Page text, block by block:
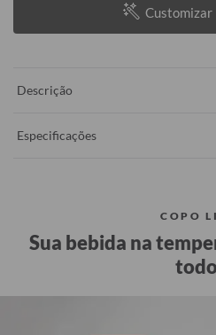
Customizar
Descrição
Especificações
COPO
Sua bebida na